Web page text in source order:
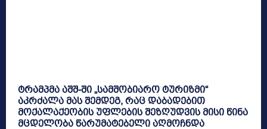
ტრამპმა აშშ-ში „სამშობიარო ტურიზმი“
აკრძალა მას შემდეგ, რაც დაბადებით
მოქალაქეობის უფლების შეზღუდვის მისი წინა
მცდელობა წარუმატებელი აღმოჩნდა